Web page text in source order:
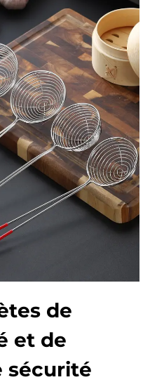
de
et de
sécurité